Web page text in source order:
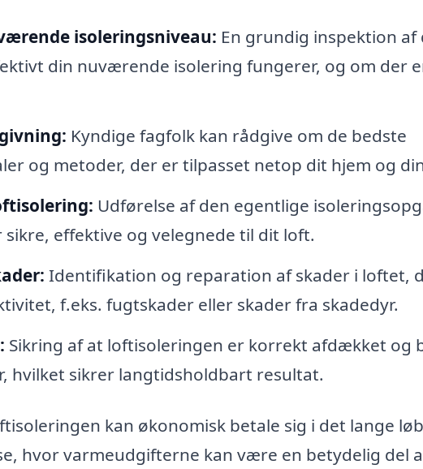
isoleringsniveau: En grundig inspektion
din nuværende isolering fungerer, og om der
Kyndige fagfolk kan rådgive om de bedste
og metoder, der er tilpasset netop dit hjem og
Udførelse af den egentlige
sikre, effektive og velegnede til dit loft.
Identifikation og reparation af skader i loftet,
f.eks. fugtskader eller skader fra skadedyr.
Sikring af at loftisoleringen er korrekt afdækket og
hvilket sikrer langtidsholdbart resultat.
kan økonomisk betale sig i det lange
hvor varmeudgifterne kan være en betydelig del